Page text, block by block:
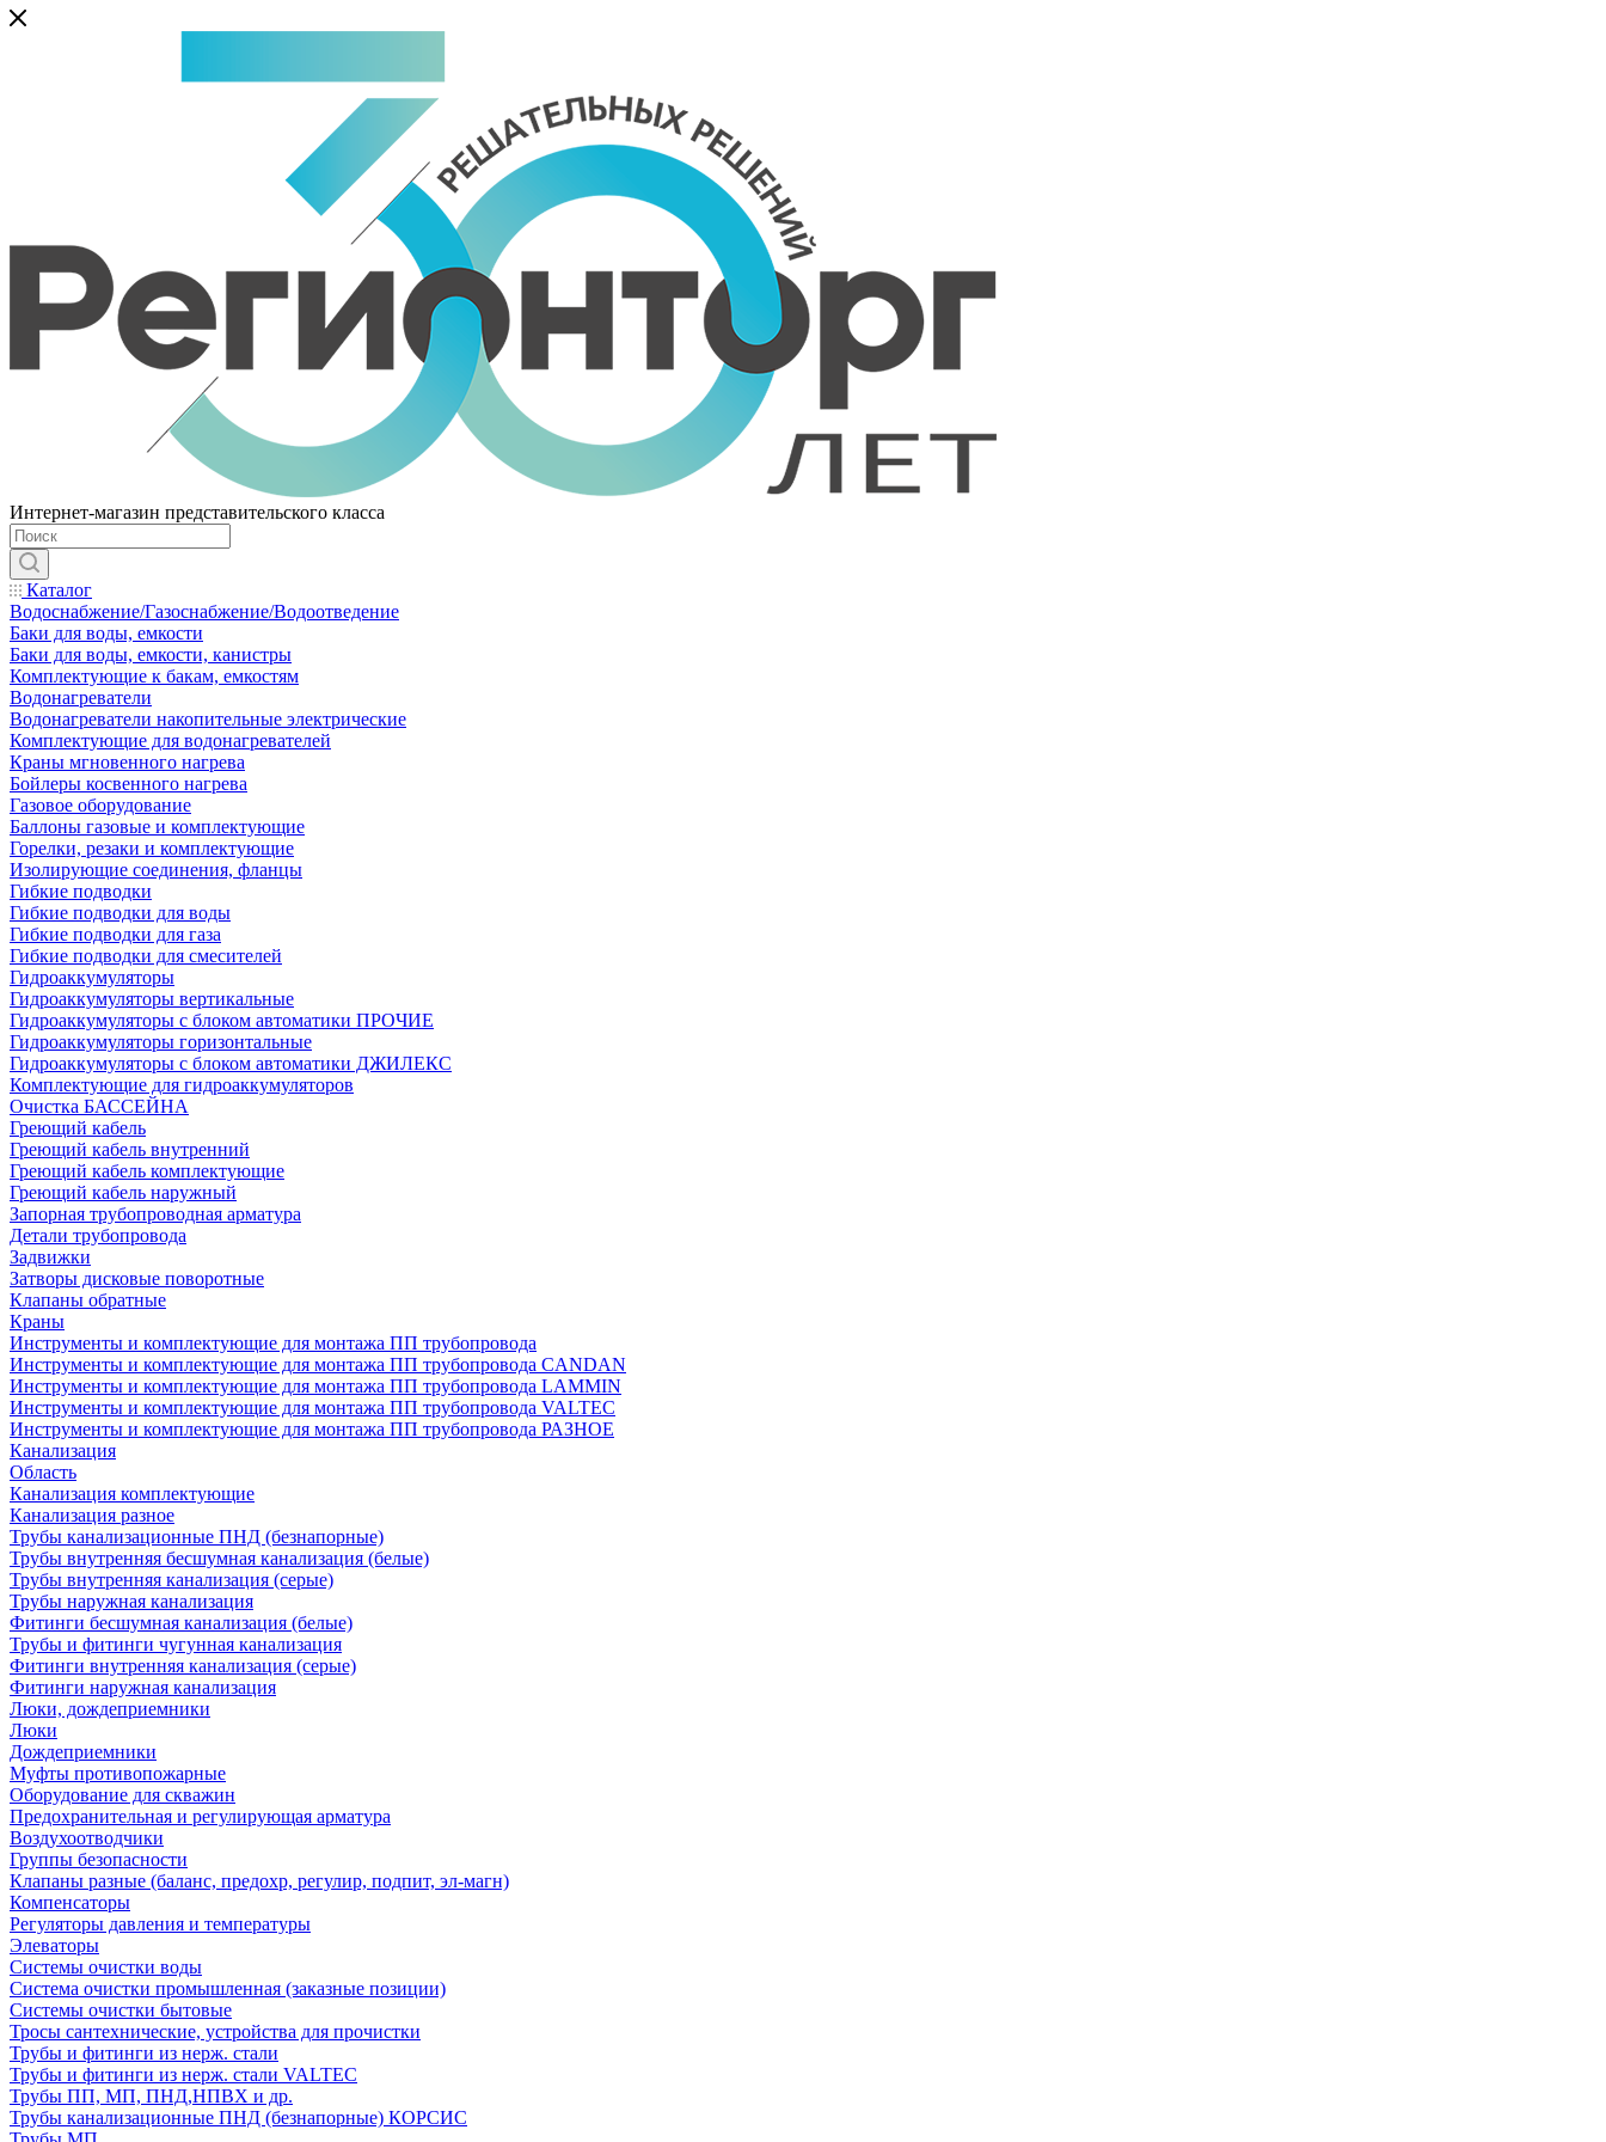
Интернет-магазин представительского класса
Каталог
Водоснабжение/Газоснабжение/Водоотведение
Баки для воды, емкости
Баки для воды, емкости, канистры
Комплектующие к бакам, емкостям
Водонагреватели
Водонагреватели накопительные электрические
Комплектующие для водонагревателей
Краны мгновенного нагрева
Бойлеры косвенного нагрева
Газовое оборудование
Баллоны газовые и комплектующие
Горелки, резаки и комплектующие
Изолирующие соединения, фланцы
Гибкие подводки
Гибкие подводки для воды
Гибкие подводки для газа
Гибкие подводки для смесителей
Гидроаккумуляторы
Гидроаккумуляторы вертикальные
Гидроаккумуляторы с блоком автоматики ПРОЧИЕ
Гидроаккумуляторы горизонтальные
Гидроаккумуляторы с блоком автоматики ДЖИЛЕКС
Комплектующие для гидроаккумуляторов
Очистка БАССЕЙНА
Греющий кабель
Греющий кабель внутренний
Греющий кабель комплектующие
Греющий кабель наружный
Запорная трубопроводная арматура
Детали трубопровода
Задвижки
Затворы дисковые поворотные
Клапаны обратные
Краны
Инструменты и комплектующие для монтажа ПП трубопровода
Инструменты и комплектующие для монтажа ПП трубопровода CANDAN
Инструменты и комплектующие для монтажа ПП трубопровода LAMMIN
Инструменты и комплектующие для монтажа ПП трубопровода VALTEC
Инструменты и комплектующие для монтажа ПП трубопровода РАЗНОЕ
Канализация
Область
Канализация комплектующие
Канализация разное
Трубы канализационные ПНД (безнапорные)
Трубы внутренняя бесшумная канализация (белые)
Трубы внутренняя канализация (серые)
Трубы наружная канализация
Фитинги бесшумная канализация (белые)
Трубы и фитинги чугунная канализация
Фитинги внутренняя канализация (серые)
Фитинги наружная канализация
Люки, дождеприемники
Люки
Дождеприемники
Муфты противопожарные
Оборудование для скважин
Предохранительная и регулирующая арматура
Воздухоотводчики
Группы безопасности
Клапаны разные (баланс, предохр, регулир, подпит, эл-магн)
Компенсаторы
Регуляторы давления и температуры
Элеваторы
Системы очистки воды
Система очистки промышленная (заказные позиции)
Системы очистки бытовые
Тросы сантехнические, устройства для прочистки
Трубы и фитинги из нерж. стали
Трубы и фитинги из нерж. стали VALTEC
Трубы ПП, МП, ПНД,НПВХ и др.
Трубы канализационные ПНД (безнапорные) КОРСИС